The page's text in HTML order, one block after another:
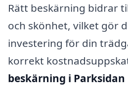
Rätt beskärning bidrar
och skönhet, vilket gör
investering för din
korrekt
beskärning i Parksidan